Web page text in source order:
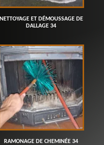
NETTOYAGE ET DÉMOUSSAGE DE
DALLAGE 34
RAMONAGE DE CHEMINÉE 34